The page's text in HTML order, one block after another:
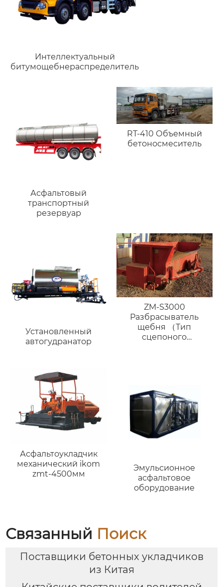
Интеллектуальный
битумощебнераспределитель
Асфальтовый
транспортный
резервуар
RT-410 Объемный
бетоносмеситель
Установленный
автогудранатор
ZM-S3000
Разбрасыватель
щебня （Тип
сцепоного
Асфальтоукладчик
механический ikom
zmt-4500мм
Эмульсионное
асфальтовое
оборудование
Связанный Поиск
Поставщики бетонных укладчиков
из Китая